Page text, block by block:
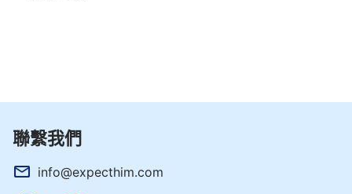
市場經濟給人帶來的是什麽？人好像生活好了，南北
方交通便利，一年四季各種水果都能吃到，北方人可
以常常吃到香蕉，吃到南方的任何一樣食物、任何土
聯繫我們
info@expecthim.com